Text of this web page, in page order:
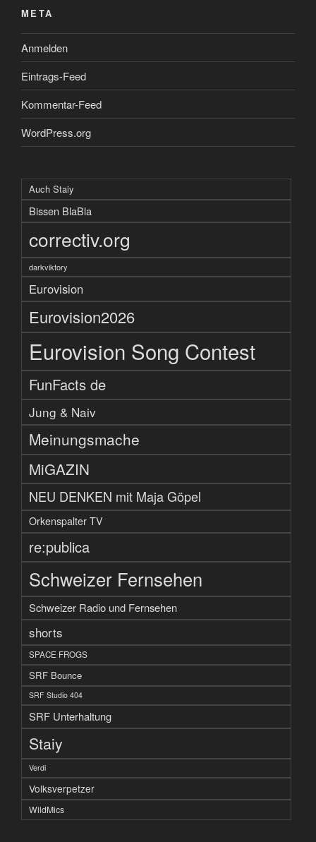
META
Anmelden
Eintrags-Feed
Kommentar-Feed
WordPress.org
Auch Staiy
Bissen BlaBla
correctiv.org
darkviktory
Eurovision
Eurovision2026
Eurovision Song Contest
FunFacts de
Jung & Naiv
Meinungsmache
MiGAZIN
NEU DENKEN mit Maja Göpel
Orkenspalter TV
re:publica
Schweizer Fernsehen
Schweizer Radio und Fernsehen
shorts
SPACE FROGS
SRF Bounce
SRF Studio 404
SRF Unterhaltung
Staiy
Verdi
Volksverpetzer
WildMics